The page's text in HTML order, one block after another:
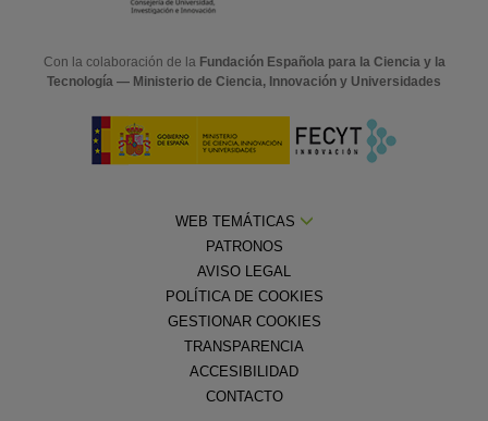
Con la colaboración de la Fundación Española para la Ciencia y la
Tecnología — Ministerio de Ciencia, Innovación y Universidades
WEB TEMÁTICAS
PATRONOS
AVISO LEGAL
POLÍTICA DE COOKIES
GESTIONAR COOKIES
TRANSPARENCIA
ACCESIBILIDAD
CONTACTO